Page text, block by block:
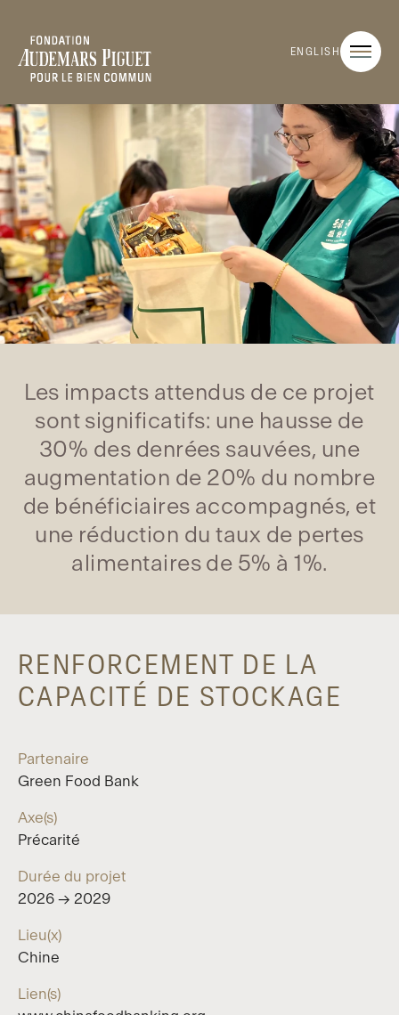
ENGLISH
Les impacts attendus de ce projet
sont significatifs: une hausse de
30% des denrées sauvées, une
augmentation de 20% du nombre
de bénéficiaires accompagnés, et
une réduction du taux de pertes
alimentaires de 5% à 1%.
RENFORCEMENT DE LA
CAPACITÉ DE STOCKAGE
Partenaire
Green Food Bank
Axe(s)
Précarité
Durée du projet
2026 → 2029
Lieu(x)
Chine
Lien(s)